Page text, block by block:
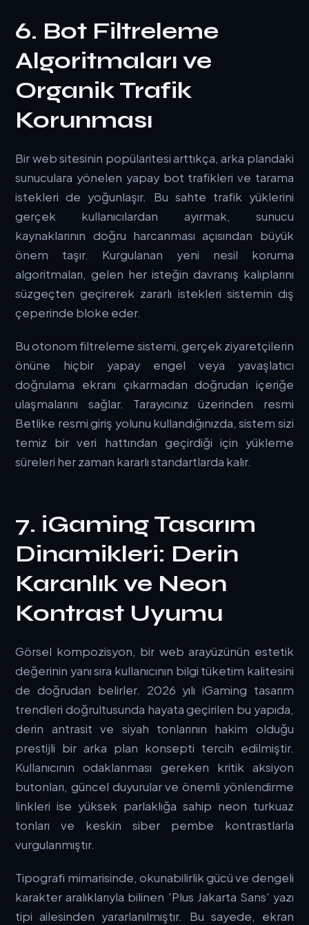
6. Bot Filtreleme
Algoritmaları ve
Organik Trafik
Korunması
Bir web sitesinin popülaritesi arttıkça, arka plandaki
sunuculara yönelen yapay bot trafikleri ve tarama
istekleri de yoğunlaşır. Bu sahte trafik yüklerini
gerçek kullanıcılardan ayırmak, sunucu
kaynaklarının doğru harcanması açısından büyük
önem taşır. Kurgulanan yeni nesil koruma
algoritmaları, gelen her isteğin davranış kalıplarını
süzgeçten geçirerek zararlı istekleri sistemin dış
çeperinde bloke eder.
Bu otonom filtreleme sistemi, gerçek ziyaretçilerin
önüne hiçbir yapay engel veya yavaşlatıcı
doğrulama ekranı çıkarmadan doğrudan içeriğe
ulaşmalarını sağlar. Tarayıcınız üzerinden resmi
Betlike resmi giriş yolunu kullandığınızda, sistem sizi
temiz bir veri hattından geçirdiği için yükleme
süreleri her zaman kararlı standartlarda kalır.
7. iGaming Tasarım
Dinamikleri: Derin
Karanlık ve Neon
Kontrast Uyumu
Görsel kompozisyon, bir web arayüzünün estetik
değerinin yanı sıra kullanıcının bilgi tüketim kalitesini
de doğrudan belirler. 2026 yılı iGaming tasarım
trendleri doğrultusunda hayata geçirilen bu yapıda,
derin antrasit ve siyah tonlarının hakim olduğu
prestijli bir arka plan konsepti tercih edilmiştir.
Kullanıcının odaklanması gereken kritik aksiyon
butonları, güncel duyurular ve önemli yönlendirme
linkleri ise yüksek parlaklığa sahip neon turkuaz
tonları ve keskin siber pembe kontrastlarla
vurgulanmıştır.
Tipografi mimarisinde, okunabilirlik gücü ve dengeli
karakter aralıklarıyla bilinen 'Plus Jakarta Sans' yazı
tipi ailesinden yararlanılmıştır. Bu sayede, ekran